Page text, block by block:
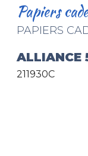
Loisirs créatifs
Cuir & trousses
Papiers
PAPIERS
ALLIANCE
211930C